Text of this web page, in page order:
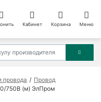
Кабинет Корзина Меню
провода
Провод
750В (м) ЭлПром